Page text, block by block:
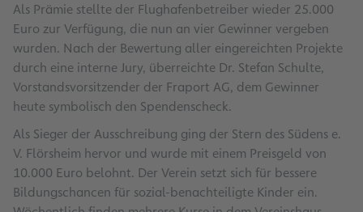
Als Prämie stellte der Flughafenbetreiber wieder 25.000
Euro zur Verfügung, die nun an vier Gewinner vergeben
wurden. Nach der Bewertung aller eingereichten Projekte
durch eine interne Jury, überreichte Dr. Stefan Schulte,
Vorstandsvorsitzender der Fraport AG, dem Gewinner
heute symbolisch den Spendenscheck.
Als Sieger der Ausschreibung ging der Stern des Südens e.
V. Flörsheim hervor und wurde mit einem Preisgeld von
10.000 Euro belohnt. Der Verein setzt sich für bessere
Bildungschancen für sozial-benachteiligte Kinder ein.